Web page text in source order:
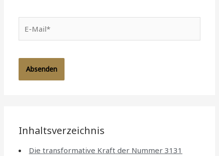
Mail*
Inhaltsverzeichnis
Die transformative Kraft der Nummer 3131